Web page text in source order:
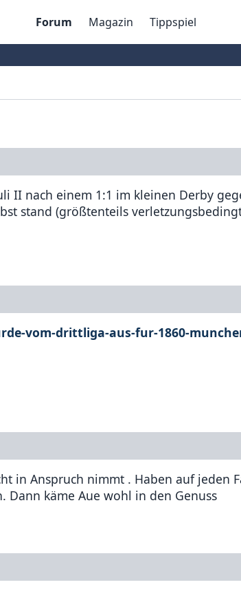
Forum Magazin Tippspiel
II nach einem 1:1 im kleinen Derby
stand (größtenteils
vom-drittliga-aus-fur-1860-
in Anspruch nimmt . Haben auf jeden
käme Aue wohl in den Genuss